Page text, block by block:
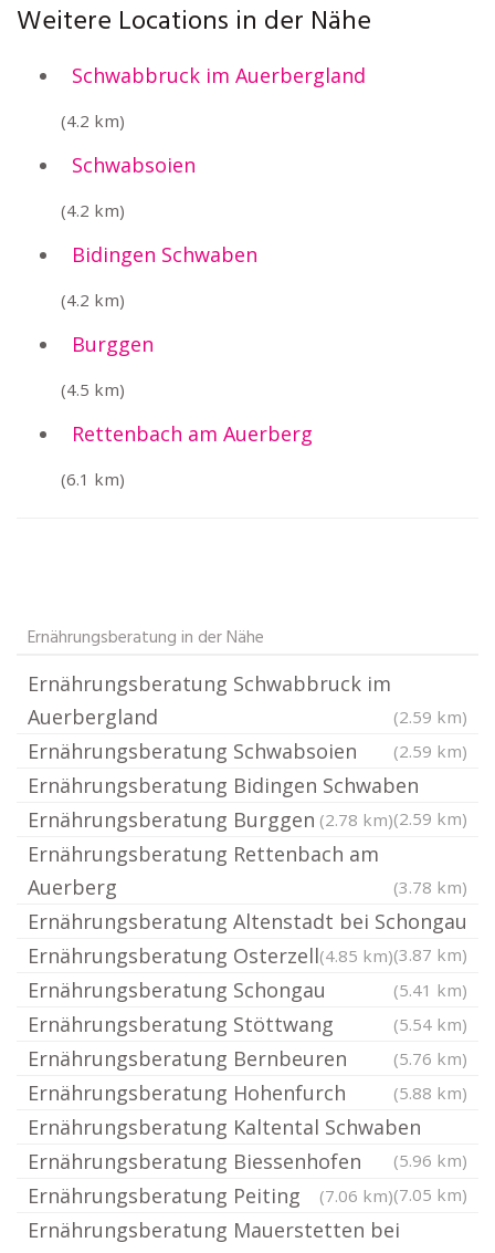
Weitere Locations in der Nähe
Schwabbruck im Auerbergland
(4.2 km)
Schwabsoien
(4.2 km)
Bidingen Schwaben
(4.2 km)
Burggen
(4.5 km)
Rettenbach am Auerberg
(6.1 km)
Ernährungsberatung in der Nähe
Ernährungsberatung Schwabbruck im
Auerbergland
(2.59 km)
Ernährungsberatung Schwabsoien (2.59 km)
Ernährungsberatung Bidingen Schwaben
(2.59 km)
Ernährungsberatung Burggen (2.78 km)
Ernährungsberatung Rettenbach am
Auerberg
(3.78 km)
Ernährungsberatung Altenstadt bei Schongau
(3.87 km)
Ernährungsberatung Osterzell(4.85 km)
Ernährungsberatung Schongau (5.41 km)
Ernährungsberatung Stöttwang (5.54 km)
Ernährungsberatung Bernbeuren (5.76 km)
Ernährungsberatung Hohenfurch (5.88 km)
Ernährungsberatung Kaltental Schwaben
(5.96 km)
Ernährungsberatung Biessenhofen
(7.05 km)
Ernährungsberatung Peiting (7.06 km)
Ernährungsberatung Mauerstetten bei